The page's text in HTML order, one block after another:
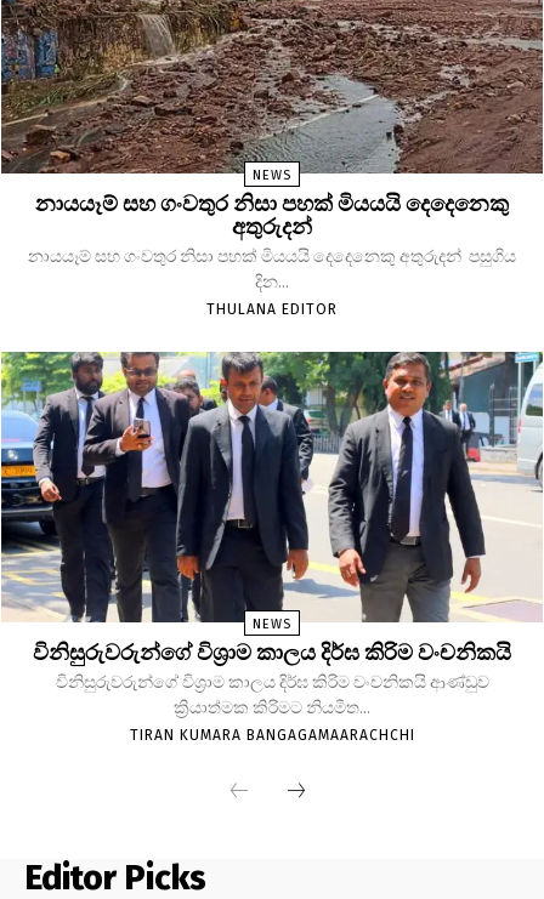
NEWS
නායයෑම් සහ ගංවතුර නිසා පහක් මියයයි දෙදෙනෙකු
අතුරුදන්
නායයෑම් සහ ගංවතුර නිසා පහක් මියයයි දෙදෙනෙකු අතුරුදන් පසුගිය
දින...
THULANA EDITOR
NEWS
විනිසුරුවරුන්ගේ විශ්‍රාම කාලය දිර්ඝ කිරිම වංචනිකයි
විනිසුරුවරුන්ගේ විශ්‍රාම කාලය දිර්ඝ කිරිම වංචනිකයි ආණ්ඩුව
ක්‍රියාත්මක කිරිමට නියමිත...
TIRAN KUMARA BANGAGAMAARACHCHI
Editor Picks